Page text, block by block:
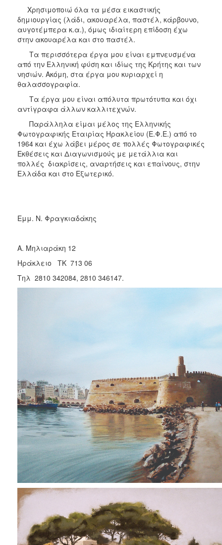
ΑΝΘΕΚΤΙΚΗ
ΠΟΛΗ
Χρησιμοποιώ όλα τα μέσα εικαστικής
δημιουργίας (λάδι, ακουαρέλα, παστέλ, κάρβουνο,
αυγοτέμπερα κ.α.), όμως ιδιαίτερη επίδοση έχω
στην ακουαρέλα και στο παστέλ.
Τα περισσότερα έργα μου είναι εμπνευσμένα
από την Ελληνική φύση και ιδίως της Κρήτης και των
νησιών. Ακόμη, στα έργα μου κυριαρχεί η
θαλασσογραφία.
Τα έργα μου είναι απόλυτα πρωτότυπα και όχι
αντίγραφα άλλων καλλιτεχνών.
Παράλληλα είμαι μέλος της Ελληνικής
Φωτογραφικής Εταιρίας Ηρακλείου (Ε.Φ.Ε.) από το
1964 και έχω λάβει μέρος σε πολλές Φωτογραφικές
Εκθέσεις και Διαγωνισμούς με μετάλλια και
πολλές διακρίσεις, αναρτήσεις και επαίνους, στην
Ελλάδα και στο Εξωτερικό.
Εμμ. Ν. Φραγκιαδάκης
Α. Μηλιαράκη 12
Ηράκλειο ΤΚ 713 06
Τηλ 2810 342084, 2810 346147.